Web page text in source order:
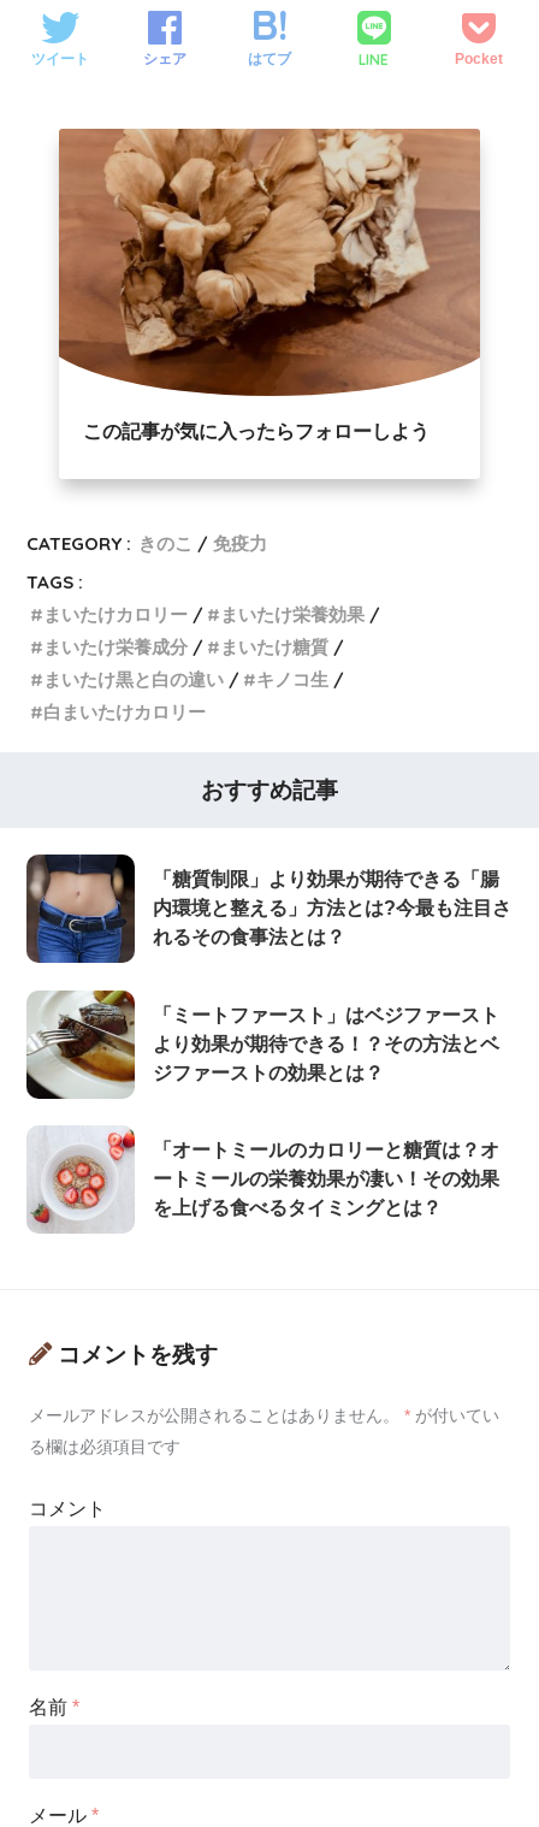
ツイート シェア はてブ LINE Pocket
この記事が気に入ったらフォローしよう
CATEGORY : きのこ
免疫力
TAGS :
まいたけカロリー
まいたけ栄養効果
まいたけ栄養成分
まいたけ糖質
まいたけ黒と白の違い
キノコ生
白まいたけカロリー
おすすめ記事
「糖質制限」より効果が期待できる「腸
内環境と整える」方法とは?今最も注目さ
れるその食事法とは？
「ミートファースト」はベジファースト
より効果が期待できる！？その方法とベ
ジファーストの効果とは？
「オートミールのカロリーと糖質は？オ
ートミールの栄養効果が凄い！その効果
を上げる食べるタイミングとは？
コメントを残す
メールアドレスが公開されることはありません。 * が付いてい
る欄は必須項目です
コメント
名前 *
メール *